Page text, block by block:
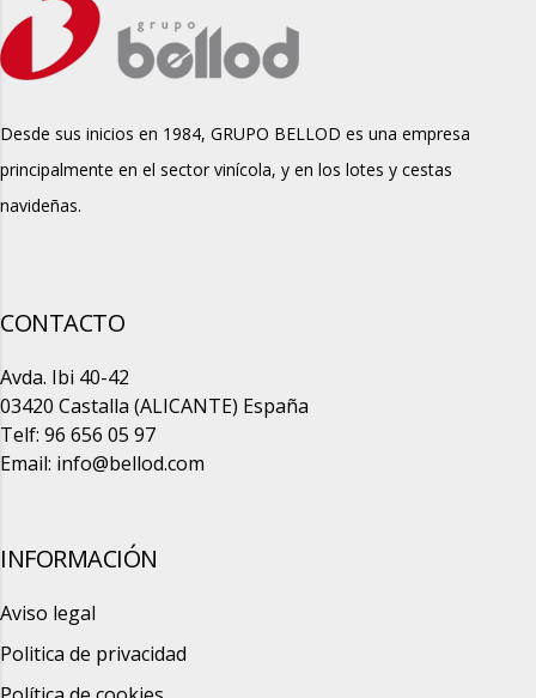
Desde sus inicios en 1984, GRUPO BELLOD es una empresa
principalmente en el sector vinícola, y en los lotes y cestas
navideñas.
CONTACTO
Avda. Ibi 40-42
03420 Castalla (ALICANTE) España
Telf: 96 656 05 97
Email: info@bellod.com
INFORMACIÓN
Aviso legal
Politica de privacidad